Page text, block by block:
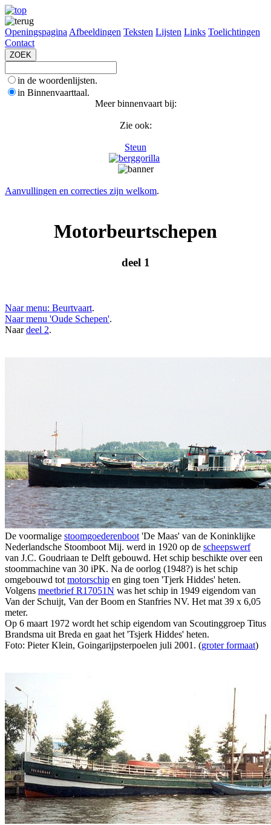
Openingspagina Afbeeldingen Teksten Lijsten Links Toelichtingen
Contact
in de woordenlijsten.
in Binnenvaarttaal.
Meer binnenvaart bij:
Zie ook:
Steun
Aanvullingen en correcties zijn welkom.
Motorbeurtschepen
deel 1
Naar menu: Beurtvaart.
Naar menu 'Oude Schepen'.
Naardeel 2.
De voormalige stoomgoederenboot 'De Maas' van de Koninklijke
Nederlandsche Stoomboot Mij. werd in 1920 op de scheepswerf
van J.C. Goudriaan te Delft gebouwd. Het schip beschikte over een
stoommachine van 30 iPK. Na de oorlog (1948?) is het schip
omgebouwd tot motorschip en ging toen 'Tjerk Hiddes' heten.
Volgens meetbrief R17051N was het schip in 1949 eigendom van
Van der Schuijt, Van der Boom en Stanfries NV. Het mat 39 x 6,05
meter.
Op 6 maart 1972 wordt het schip eigendom van Scoutinggroep Titus
Brandsma uit Breda en gaat het 'Tsjerk Hiddes' heten.
Foto: Pieter Klein, Goingarijpsterpoelen juli 2001. (groter formaat)